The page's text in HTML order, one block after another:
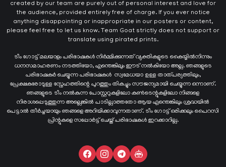
created by our team are purely out of personal interest and love for
the audience, provided entirely free of charge. If you ever notice
anything disappointing or inappropriate in our posters or content,
please feel free to let us know. Team Goat strictly does not support or
translate using pirated prints.
ടീം ഗോട്ട് മലയാളം പരിഭാഷകൾ നിർമ്മിക്കുന്നത് വ്യക്തികളുടെ കൈയ്യില്‍നിന്നും
ധനസമാഹരണം നടത്തിയോ, എന്തെങ്കിലും ഈട് നൽകിയോ അല്ല. ഞങ്ങളുടെ
പരിഭാഷകർ ചെയ്യുന്ന പരിഭാഷകള്‍ സ്വമേധയാ ഉള്ള താത്പര്യത്തിലും,
പ്രേക്ഷകരോടുള്ള സ്നേഹത്തിന്റെ പുറത്തും തികച്ചും സൗജന്യമായി ചെയ്യുന്ന ഒന്നാണ്.
ഞങ്ങളുടെ ടീം നൽകുന്ന പോസ്റ്ററുകളിലോ കൺടെന്റുകളിലോ നിങ്ങളെ
നിരാശപ്പെടുത്തുന്ന അല്ലെങ്കിൽ പാടില്ലാത്തതോ ആയ എന്തെങ്കിലും ശ്രദ്ധയിൽ
പെട്ടാൽ തീർച്ചയായും ഞങ്ങളെ അറിയിക്കാവുന്നതാണ്. ടീം ഗോട്ട് ഒരിക്കലും പൈറസി
പ്രിന്റുകളെ സപ്പോർട്ട് ചെയ്ത് പരിഭാഷകൾ ഇറക്കാറില്ല.